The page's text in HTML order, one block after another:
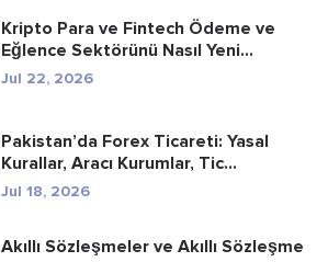
Kripto Para ve Fintech Ödeme ve
Eğlence Sektörünü Nasıl Yeni...
Jul 22, 2026
Pakistan’da Forex Ticareti: Yasal
Kurallar, Aracı Kurumlar, Tic...
Jul 18, 2026
Akıllı Sözleşmeler ve Akıllı Sözleşme